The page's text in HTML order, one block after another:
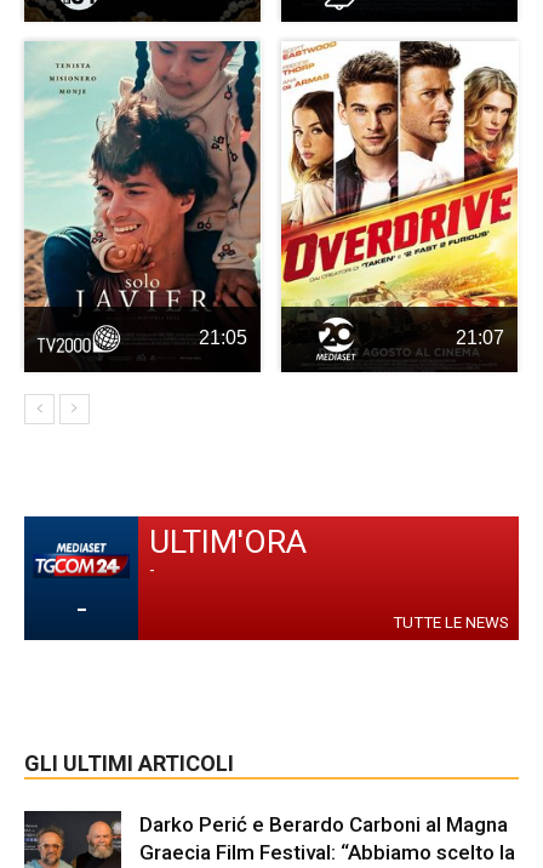
21:05 21:07
-
ULTIM'ORA
-
TUTTE LE NEWS
GLI ULTIMI ARTICOLI
Darko Perić e Berardo Carboni al Magna
Graecia Film Festival: “Abbiamo scelto la